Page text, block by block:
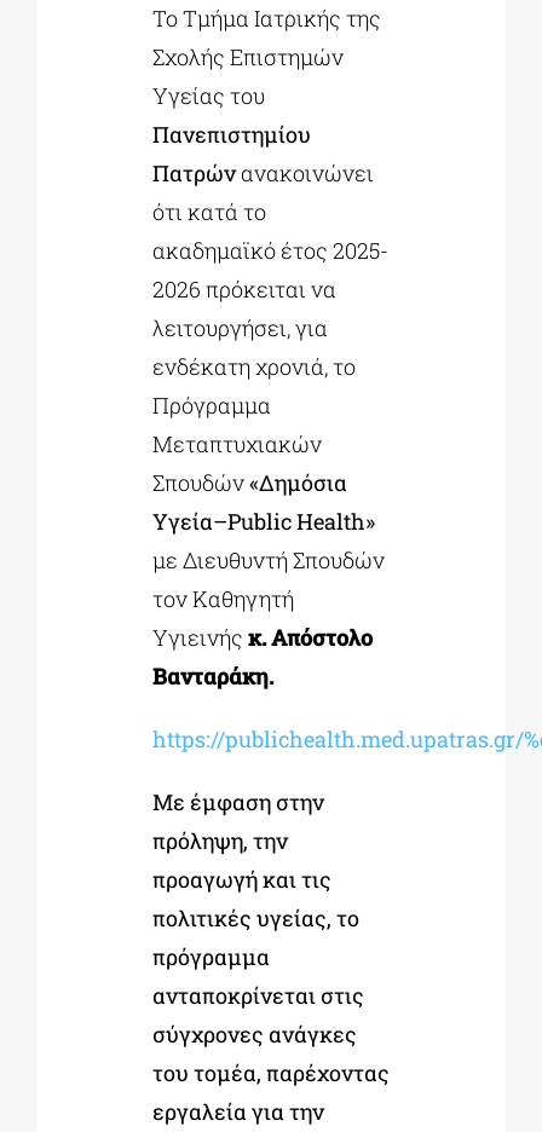
Το Τμήμα Ιατρικής της
Σχολής Επιστημών
Υγείας του
Πανεπιστημίου
Πατρώνανακοινώνει
ότι κατά το
ακαδημαϊκό έτος 2025-
2026 πρόκειται να
λειτουργήσει, για
ενδέκατη χρονιά, το
Πρόγραμμα
Μεταπτυχιακών
Σπουδών«Δημόσια
Υγεία–Public Health»
με Διευθυντή Σπουδών
τον Καθηγητή
Υγιεινής κ. Απόστολο
Βανταράκη.
https://publichealth.med.upatras.gr/
Με έμφαση στην
πρόληψη, την
προαγωγή και τις
πολιτικές υγείας, το
πρόγραμμα
ανταποκρίνεται στις
σύγχρονες ανάγκες
του τομέα, παρέχοντας
εργαλεία για την